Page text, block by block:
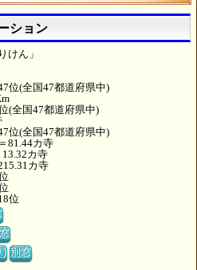
ション
けん」
位(全国47都道府県中)
(全国47都道府県中)
位(全国47都道府県中)
81.44カ寺
13.32カ寺
カ寺
位
) 別窓